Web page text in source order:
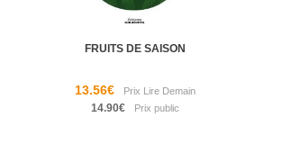
FRUITS DE SAISON
13.56€
14.90€